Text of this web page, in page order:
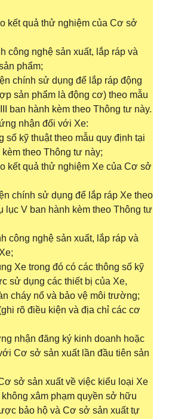
kết quả thử nghiệm của Cơ sở
công nghệ sản xuất, lắp ráp và
phẩm;
chính sử dụng để lắp ráp động
sản phẩm là động cơ) theo mẫu
ban hành kèm theo Thông tư này.
nhận đối với Xe:
số kỹ thuật theo mẫu quy định tại
theo Thông tư này;
kết quả thử nghiệm Xe của Cơ sở
chính sử dụng để lắp ráp Xe theo
lục V ban hành kèm theo Thông tư
công nghệ sản xuất, lắp ráp và
Xe trong đó có các thông số kỹ
sử dụng các thiết bị của Xe,
cháy nổ và bảo vệ môi trường;
rõ điều kiện và địa chỉ các cơ
nhận đăng ký kinh doanh hoặc
Cơ sở sản xuất lần đầu tiên sản
sở sản xuất về việc kiểu loại Xe
xâm phạm quyền sở hữu
bảo hộ và Cơ sở sản xuất tự